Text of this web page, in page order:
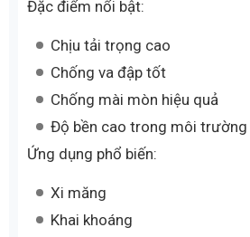
Đặc điểm nổi bật:
Chịu tải trọng cao
Chống va đập tốt
Chống mài mòn hiệu quả
Độ bền cao trong môi trường
Ứng dụng phổ biến:
Xi măng
Khai khoáng